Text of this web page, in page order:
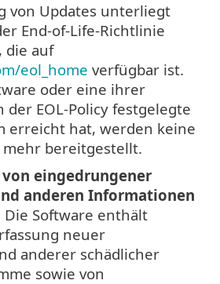
von Updates unterliegt
End-of-Life-Richtlinie
die auf
eol_home verfügbar ist.
oder eine ihrer
der EOL-Policy festgelegte
erreicht hat, werden keine
bereitgestellt.
eingedrungener
anderen Informationen
Die Software enthält
neuer
anderer schädlicher
sowie von